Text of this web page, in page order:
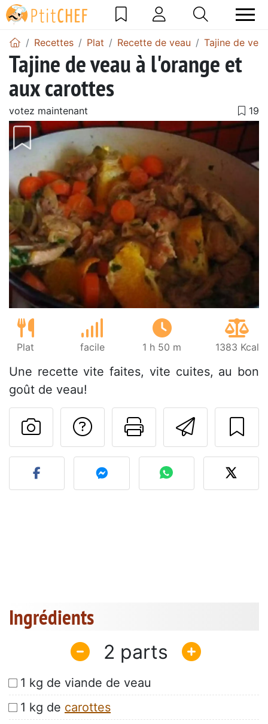
Recettes Plat Recette de veau Tajine de
Tajine de veau à l'orange et
aux carottes
votez maintenant
Plat facile 1 h 50 m 1383 Kcal
Une recette vite faites, vite cuites, au bon
goût de veau!
Imprimer
Poser une
Publier votre photo de
Ingrédients
2
1 kg de viande de veau
1 kg de carottes